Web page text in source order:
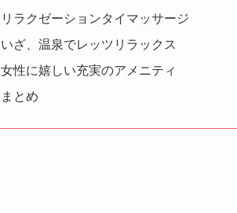
リラクゼーションタイマッサージ
いざ、温泉でレッツリラックス
女性に嬉しい充実のアメニティ
まとめ